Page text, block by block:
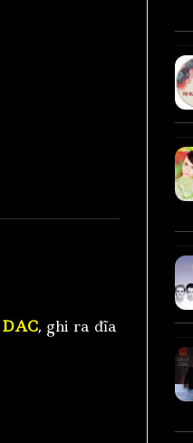
DAC, ghi ra đĩa